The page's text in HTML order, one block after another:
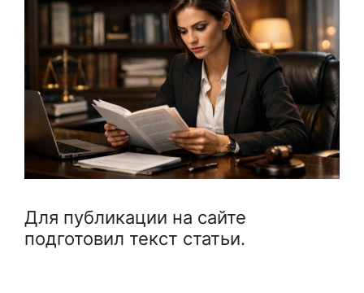
Для публикации на сайте
подготовил текст статьи.